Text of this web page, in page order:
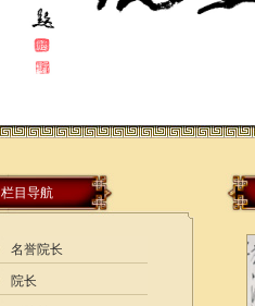
栏目导航
名誉院长
院长